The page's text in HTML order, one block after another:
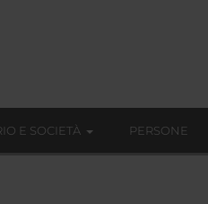
E SOCIETÀ PERSONE